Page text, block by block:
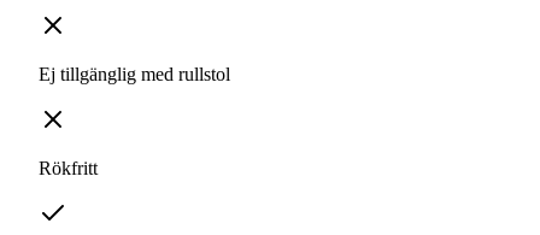
Ej tillgänglig med rullstol
Rökfritt